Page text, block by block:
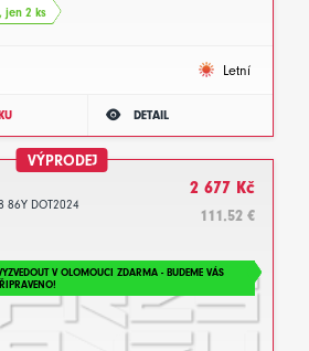
jen 2 ks
Letní
DETAIL
VÝPRODEJ
86Y DOT2024
2 677 Kč
111.52 €
V OLOMOUCI ZDARMA - BUDEME VÁS